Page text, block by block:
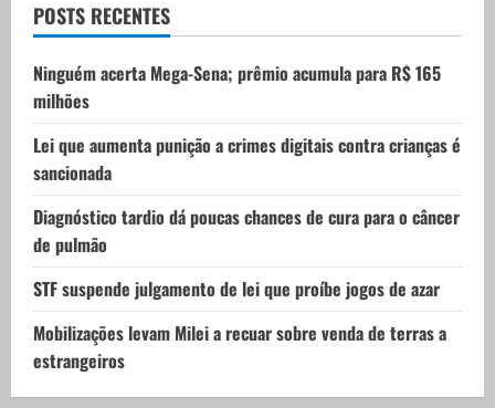
POSTS RECENTES
Ninguém acerta Mega-Sena; prêmio acumula para R$ 165
milhões
Lei que aumenta punição a crimes digitais contra crianças é
sancionada
Diagnóstico tardio dá poucas chances de cura para o câncer
de pulmão
STF suspende julgamento de lei que proíbe jogos de azar
Mobilizações levam Milei a recuar sobre venda de terras a
estrangeiros